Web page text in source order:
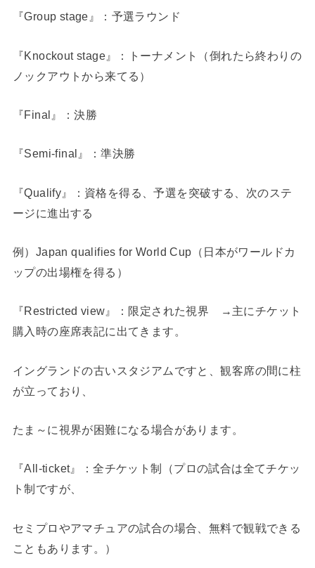
『Group stage』：予選ラウンド
『Knockout stage』：トーナメント（倒れたら終わりの
ノックアウトから来てる）
『Final』：決勝
『Semi-final』：準決勝
『Qualify』：資格を得る、予選を突破する、次のステ
ージに進出する
例）Japan qualifies for World Cup（日本がワールドカ
ップの出場権を得る）
『Restricted view』：限定された視界 →主にチケット
購入時の座席表記に出てきます。
イングランドの古いスタジアムですと、観客席の間に柱
が立っており、
たま～に視界が困難になる場合があります。
『All-ticket』：全チケット制（プロの試合は全てチケッ
ト制ですが、
セミプロやアマチュアの試合の場合、無料で観戦できる
こともあります。）